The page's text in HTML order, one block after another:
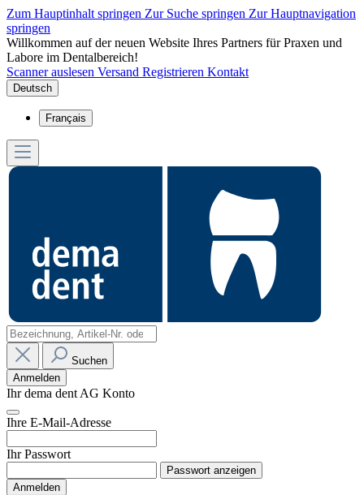
Zum Hauptinhalt springen Zur Suche springen Zur Hauptnavigation
springen
Willkommen auf der neuen Website Ihres Partners für Praxen und
Labore im Dentalbereich!
Scanner auslesen Versand Registrieren Kontakt
Deutsch
Français
Suchen
Anmelden
Ihr dema dent AG Konto
Ihre E-Mail-Adresse
Ihr Passwort
Passwort anzeigen
Anmelden